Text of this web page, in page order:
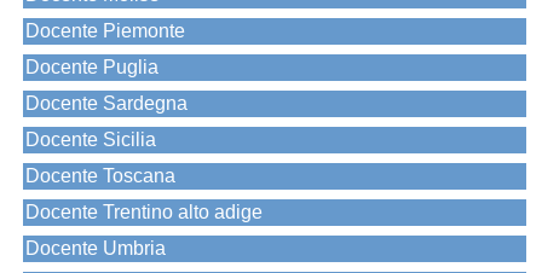
Docente Piemonte
Docente Puglia
Docente Sardegna
Docente Sicilia
Docente Toscana
Docente Trentino alto adige
Docente Umbria